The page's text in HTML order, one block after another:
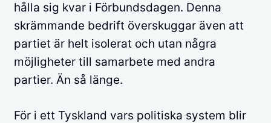
hålla sig kvar i Förbundsdagen. Denna
skrämmande bedrift överskuggar även att
partiet är helt isolerat och utan några
möjligheter till samarbete med andra
partier. Än så länge.
För i ett Tyskland vars politiska system blir